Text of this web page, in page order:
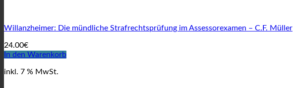
Willanzheimer: Die mündliche Strafrechtsprüfung im Assessorexamen – C.F. Müller
24.00€
In den Warenkorb
inkl. 7 % MwSt.